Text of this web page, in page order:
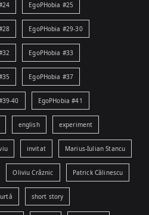
EgoPHobia #25
EgoPHobia #29-30
EgoPHobia #33
EgoPHobia #37
40 EgoPHobia #41
english experiment
invitat Marius-Iulian Stancu
Oliviu Crâznic Patrick Călinescu
short story